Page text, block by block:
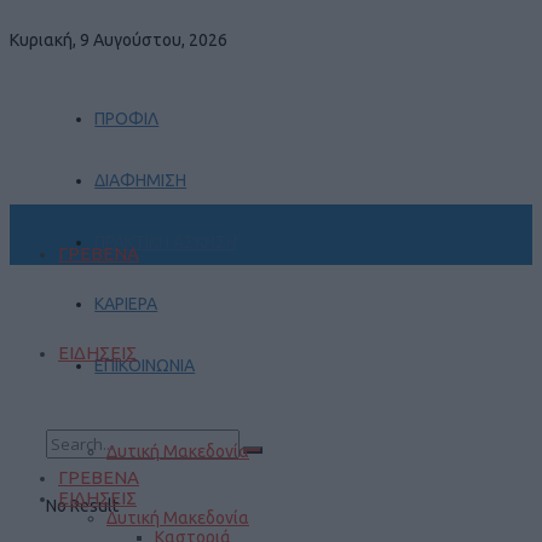
Κυριακή, 9 Αυγούστου, 2026
ΠΡΟΦΙΛ
ΔΙΑΦΗΜΙΣΗ
ΚΑΡΙΕΡΑ
ΕΠΙΚΟΙΝΩΝΙΑ
No Result
ΓΡΕΒΕΝΑ
ΕΙΔΗΣΕΙΣ
Δυτική Μακεδονία
ΓΡΕΒΕΝΑ
ΕΙΔΗΣΕΙΣ
Δυτική Μακεδονία
Καστοριά